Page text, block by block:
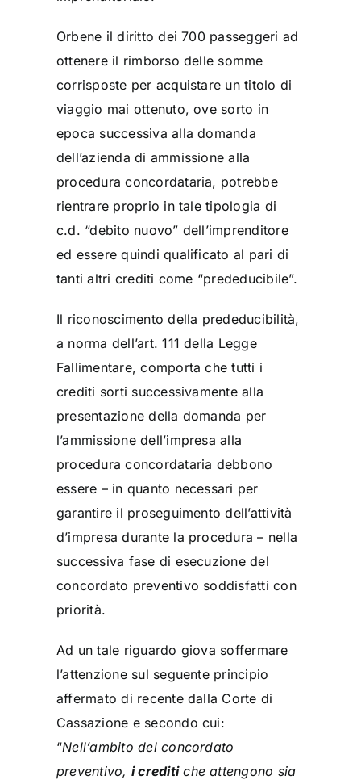
Orbene il diritto dei 700 passeggeri ad
ottenere il rimborso delle somme
corrisposte per acquistare un titolo di
viaggio mai ottenuto, ove sorto in
epoca successiva alla domanda
dell’azienda di ammissione alla
procedura concordataria, potrebbe
rientrare proprio in tale tipologia di
c.d. “debito nuovo” dell’imprenditore
ed essere quindi qualificato al pari di
tanti altri crediti come “prededucibile”.
Il riconoscimento della prededucibilità,
a norma dell’art. 111 della Legge
Fallimentare, comporta che tutti i
crediti sorti successivamente alla
presentazione della domanda per
l’ammissione dell’impresa alla
procedura concordataria debbono
essere – in quanto necessari per
garantire il proseguimento dell’attività
d’impresa durante la procedura – nella
successiva fase di esecuzione del
concordato preventivo soddisfatti con
priorità.
Ad un tale riguardo giova soffermare
l’attenzione sul seguente principio
affermato di recente dalla Corte di
Cassazione e secondo cui:
“Nell’ambito del concordato
preventivo, i creditiche attengono sia